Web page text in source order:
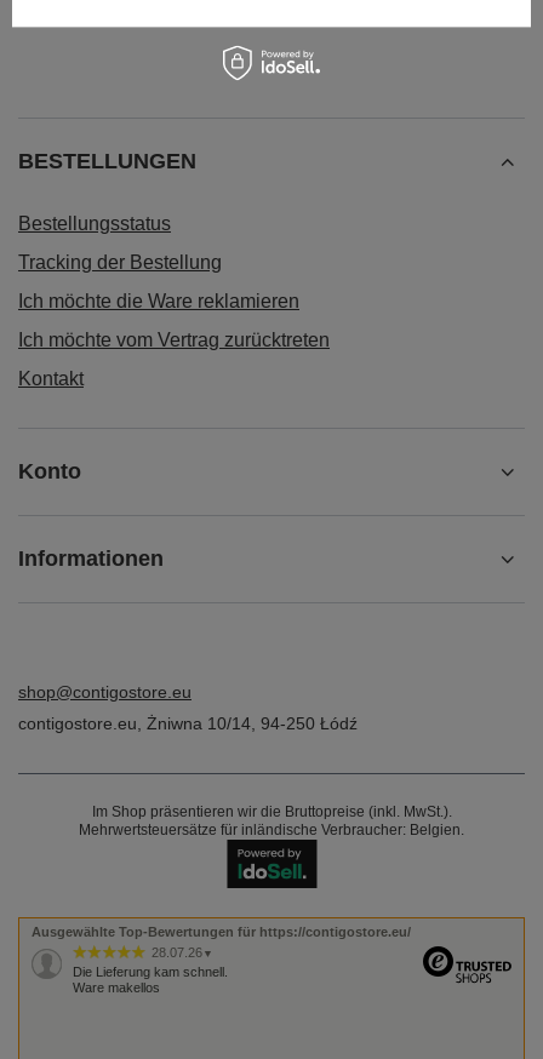
BESTELLUNGEN
Bestellungsstatus
Tracking der Bestellung
Ich möchte die Ware reklamieren
Ich möchte vom Vertrag zurücktreten
Kontakt
Konto
Informationen
shop@contigostore.eu
contigostore.eu
Żniwna 10/14 94-250 Łódź
Im Shop präsentieren wir die Bruttopreise (inkl. MwSt.).
Mehrwertsteuersätze für inländische Verbraucher: Belgien.
Ausgewählte Top-Bewertungen für https://contigostore.eu/
28.07.26 ▼
Die Lieferung kam schnell.
Ware makellos